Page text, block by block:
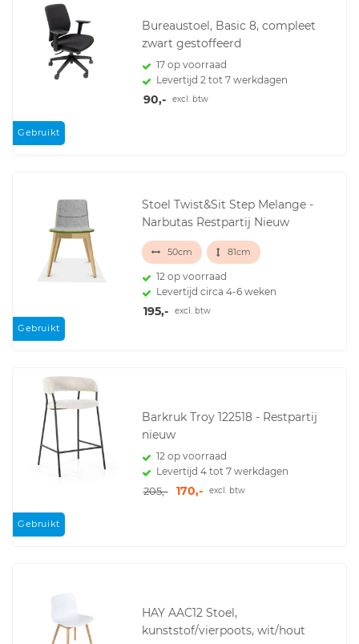
Gebruikt
Bureaustoel, Basic 8, compleet
zwart gestoffeerd
17 op voorraad
Levertijd 2 tot 7 werkdagen
90,- excl. btw
Gebruikt
Stoel Twist&Sit Step Melange -
Narbutas Restpartij Nieuw
50cm 81cm
12 op voorraad
Levertijd circa 4-6 weken
195,- excl. btw
Gebruikt
Barkruk Troy 122518 - Restpartij
nieuw
12 op voorraad
Levertijd 4 tot 7 werkdagen
205,- 170,- excl. btw
HAY AAC12 Stoel,
kunststof/vierpoots, wit/hout